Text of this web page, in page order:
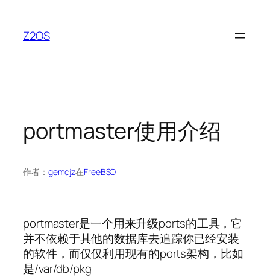
Z2OS
portmaster使用介绍
作者： gemcjz在FreeBSD
portmaster是一个用来升级ports的工具，它
并不依赖于其他的数据库去追踪你已经安装
的软件，而仅仅利用现有的ports架构，比如
是/var/db/pkg